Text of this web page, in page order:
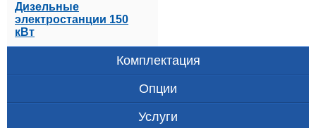
Дизельные
электростанции 150
кВт
Комплектация
Опции
Услуги